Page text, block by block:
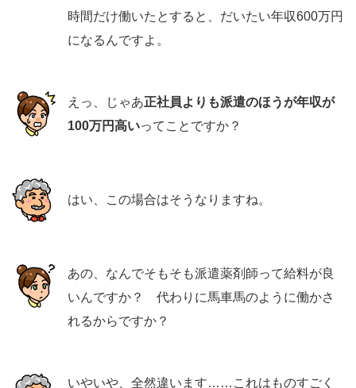
時間だけ働いたとすると、だいたい年収600万円
になるんですよ。
えっ、じゃあ正社員よりも派遣のほうが年収が
100万円高いってことですか？
はい、この場合はそうなりますね。
あの、なんでそもそも派遣薬剤師って給料が良
いんですか？ 代わりに馬車馬のように働かさ
れるからですか？
いやいや、全然違います……これはものすごく